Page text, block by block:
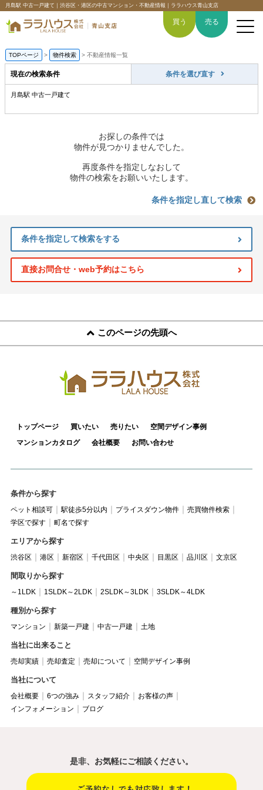
月島駅 中古一戸建て｜渋谷区・港区の中古マンション・不動産情報｜ララハウス青山支店
スタッフ紹介
来店予約
買う 売る
TOPページ > 物件検索 > 不動産情報一覧
現在の検索条件 条件を選び直す
月島駅 中古一戸建て
お探しの条件では
物件が見つかりませんでした。
再度条件を指定しなおして
物件の検索をお願いいたします。
条件を指定し直して検索
条件を指定して検索をする
直接お問合せ・web予約はこちら
このページの先頭へ
トップページ 買いたい 売りたい
空間デザイン事例
マンションカタログ
会社概要 お問い合わせ
条件から探す
ペット相談可 駅徒歩5分以内 プライスダウン物件
売買物件検索
学区で探す
町名で探す
エリアから探す
渋谷区 港区 新宿区 千代田区 中央区 目黒区 品川区 文京区
間取りから探す
～1LDK 1SLDK～2LDK 2SLDK～3LDK 3SLDK～4LDK
種別から探す
マンション 新築一戸建 中古一戸建 土地
当社に出来ること
売却実績 売却査定 売却について 空間デザイン事例
当社について
会社概要 6つの強み スタッフ紹介
お客様の声
インフォメーション
ブログ
是非、お気軽にご相談ください。